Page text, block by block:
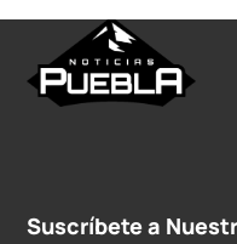
Suscríbete a